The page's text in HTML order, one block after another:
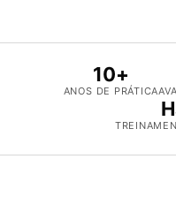
10+
ANOS DE PRÁTICA